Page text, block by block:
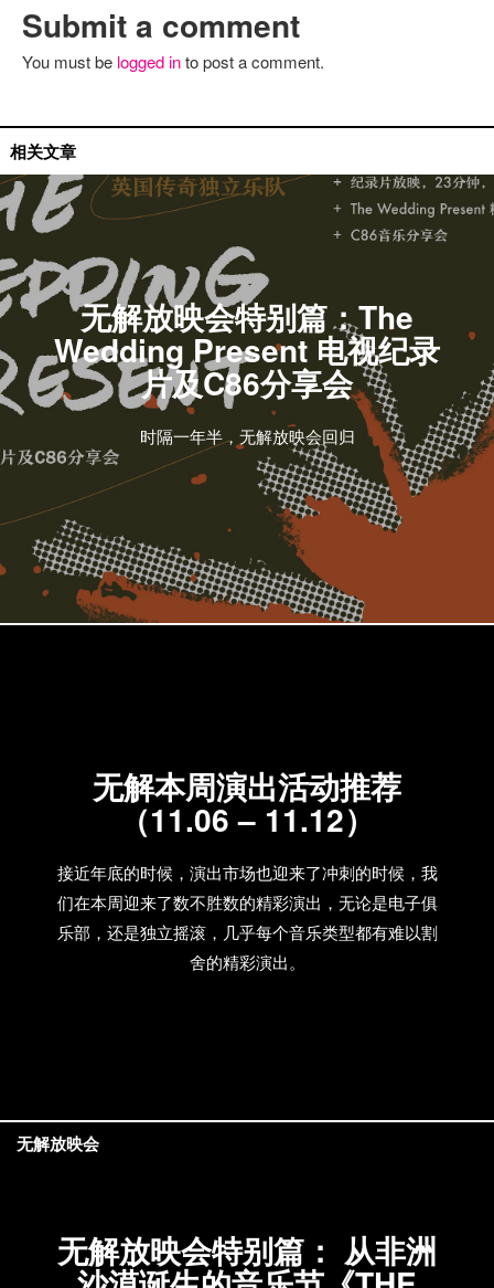
Submit a comment
You must be logged into post a comment.
相关文章
无解放映会特别篇：The
Wedding Present 电视纪录
片及C86分享会
时隔一年半，无解放映会回归
无解放映会
无解本周演出活动推荐
（11.06 – 11.12）
接近年底的时候，演出市场也迎来了冲刺的时候，我
们在本周迎来了数不胜数的精彩演出，无论是电子俱
乐部，还是独立摇滚，几乎每个音乐类型都有难以割
舍的精彩演出。
无解放映会特别篇： 从非洲
无解放映会